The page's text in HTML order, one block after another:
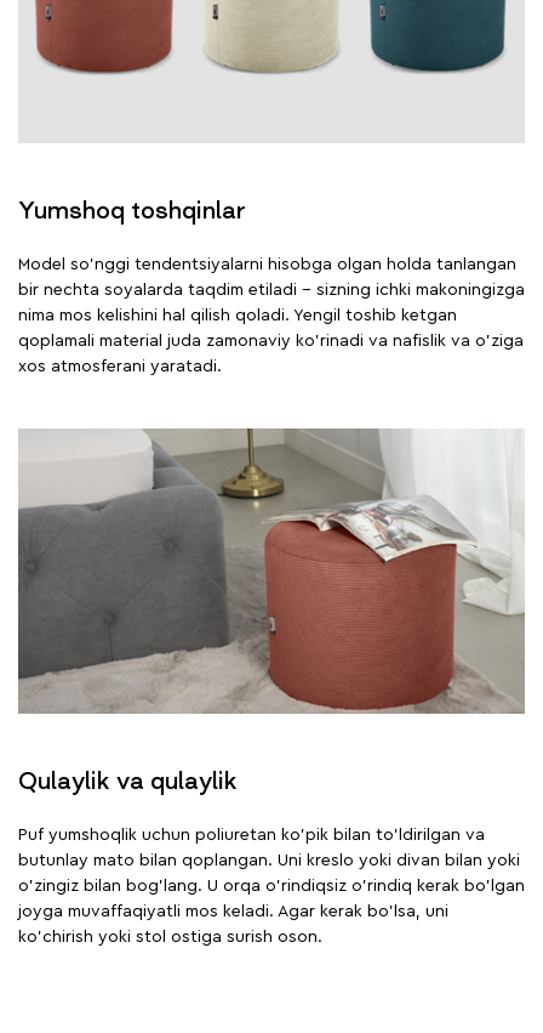
Yumshoq toshqinlar
Model so'nggi tendentsiyalarni hisobga olgan holda tanlangan
bir nechta soyalarda taqdim etiladi − sizning ichki makoningizga
nima mos kelishini hal qilish qoladi. Yengil toshib ketgan
qoplamali material juda zamonaviy ko'rinadi va nafislik va o'ziga
xos atmosferani yaratadi.
Qulaylik va qulaylik
Puf yumshoqlik uchun poliuretan ko'pik bilan to'ldirilgan va
butunlay mato bilan qoplangan. Uni kreslo yoki divan bilan yoki
o'zingiz bilan bog'lang. U orqa o'rindiqsiz o'rindiq kerak bo'lgan
joyga muvaffaqiyatli mos keladi. Agar kerak bo'lsa, uni
ko'chirish yoki stol ostiga surish oson.